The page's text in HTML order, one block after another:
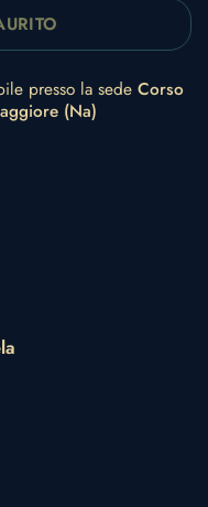
presso la sedeCorso
(Na)